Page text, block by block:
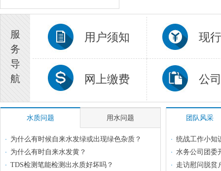
[2026-07-14]
[2026-08-04]
[2026-07-27]
内江经济技术开发区污水处理有限责任公司尾水泵站提升泵维修服务采购项目中标候选人公示
[2026-07-24]
20260105停水公告
[2026-01-05]
20260106停水公告
[2026-01-05]
20260104减压供水公告
[2026-01-04]
20260104临时停水公告
[2026-01-04]
[2025-12-01]
20260112停水公告
[2026-01-11]
服
务
导
航
用户须知 现
网上缴费 公
水质问题 用水问题
为什么有时候自来水发绿或出现绿色杂质？
为什么有时自来水发黄？
TDS检测笔能检测出水质好坏吗？
团队风采
统战工作小知
走访慰问脱贫